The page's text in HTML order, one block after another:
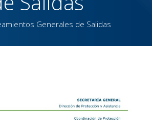
Generales de Salidas